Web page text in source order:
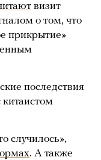
визит
о том, что
прикрытие»
последствия
случилось»,
. А также